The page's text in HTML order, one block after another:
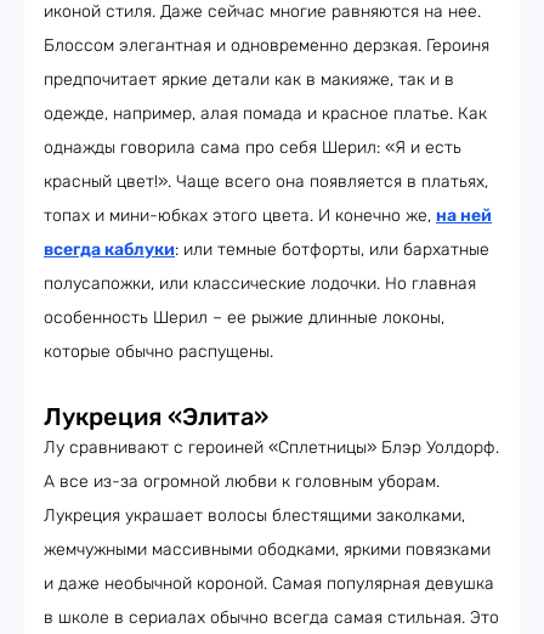
иконой стиля. Даже сейчас многие равняются на нее.
Блоссом элегантная и одновременно дерзкая. Героиня
предпочитает яркие детали как в макияже, так и в
одежде, например, алая помада и красное платье. Как
однажды говорила сама про себя Шерил: «Я и есть
красный цвет!». Чаще всего она появляется в платьях,
топах и мини-юбках этого цвета. И конечно же, на ней
всегда каблуки: или темные ботфорты, или бархатные
полусапожки, или классические лодочки. Но главная
особенность Шерил – ее рыжие длинные локоны,
которые обычно распущены.
Лукреция «Элита»
Лу сравнивают с героиней «Сплетницы» Блэр Уолдорф.
А все из-за огромной любви к головным уборам.
Лукреция украшает волосы блестящими заколками,
жемчужными массивными ободками, яркими повязками
и даже необычной короной. Самая популярная девушка
в школе в сериалах обычно всегда самая стильная. Это